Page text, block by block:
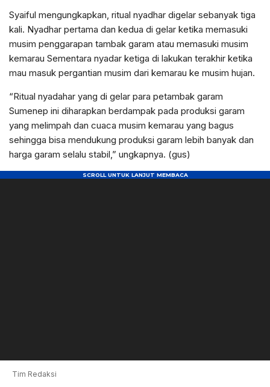
Syaiful mengungkapkan, ritual nyadhar digelar sebanyak tiga
kali. Nyadhar pertama dan kedua di gelar ketika memasuki
musim penggarapan tambak garam atau memasuki musim
kemarau Sementara nyadar ketiga di lakukan terakhir ketika
mau masuk pergantian musim dari kemarau ke musim hujan.
“Ritual nyadahar yang di gelar para petambak garam
Sumenep ini diharapkan berdampak pada produksi garam
yang melimpah dan cuaca musim kemarau yang bagus
sehingga bisa mendukung produksi garam lebih banyak dan
harga garam selalu stabil,” ungkapnya. (gus)
Tim Redaksi